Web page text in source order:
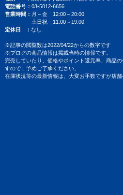
電話番号
03-5812-6656
営業時間
月～金 12:00～20:00
土日祝 11:00～19:00
定休日
なし
※記事の閲覧数は2022/04/22からの数字です
※ブログの商品情報は掲載当時の情報です。
完売していたり、価格やポイント還元率、商品
すので、予めご了承ください。
在庫状況等の最新情報は、大変お手数ですが店舗